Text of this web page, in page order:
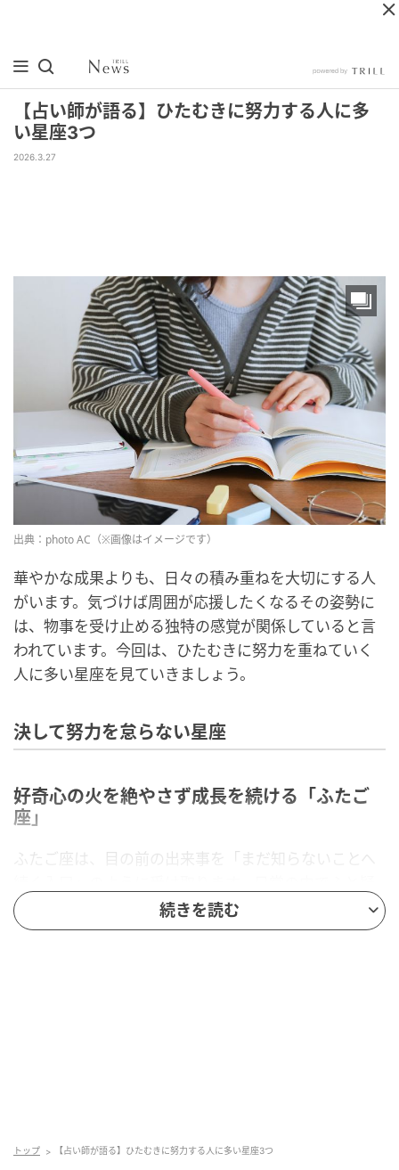
【占い師が語る】ひたむきに努力する人に多
い星座3つ
2026.3.27
出典：photo AC（※画像はイメージです）
華やかな成果よりも、日々の積み重ねを大切にする人
がいます。気づけば周囲が応援したくなるその姿勢に
は、物事を受け止める独特の感覚が関係していると言
われています。今回は、ひたむきに努力を重ねていく
人に多い星座を見ていきましょう。
決して努力を怠らない星座
好奇心の火を絶やさず成長を続ける「ふたご
座」
ふたご座は、目の前の出来事を「まだ知らないことへ
問が浮かぶと、そのまま通り過ぎることができませ
ん。気づけば調べたり試したりしているでしょう。軽
続きを読む
トップ 【占い師が語る】ひたむきに努力する人に多い星座3つ